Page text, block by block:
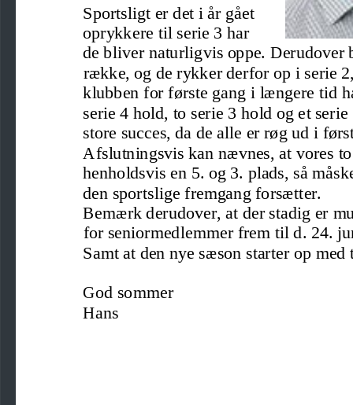
Sportsligt er det i år gået
oprykkere til serie 3 har
de bliver naturligvis oppe.
række, og de rykker derfor op i serie
klubben for første gang i længere tid
serie 4 hold, to serie 3 hold og et
store succes, da de alle er røg ud i
Afslutningsvis kan nævnes, at vores
henholdsvis en 5. og 3. plads, så
den sportslige fremgang forsætter.
Bemærk derudover, at der stadig er
for seniormedlemmer frem til d. 24.
Samt at den nye sæson starter op
God sommer
Hans